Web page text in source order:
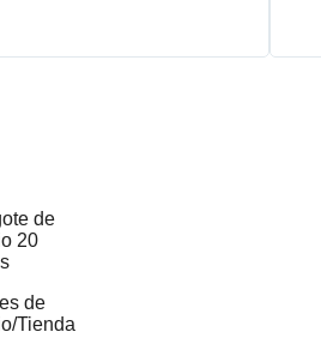
de
/Tienda